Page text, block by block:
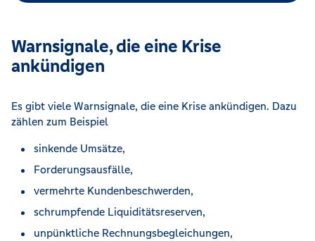
Warnsignale, die eine Krise
ankündigen
Es gibt viele Warnsignale, die eine Krise ankündigen. Dazu
zählen zum Beispiel
sinkende Umsätze,
Forderungsausfälle,
vermehrte Kundenbeschwerden,
schrumpfende Liquiditätsreserven,
unpünktliche Rechnungsbegleichungen,